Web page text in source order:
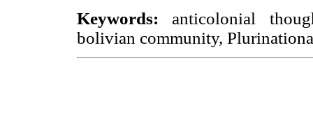
Keywords: anticolonial
bolivian community,